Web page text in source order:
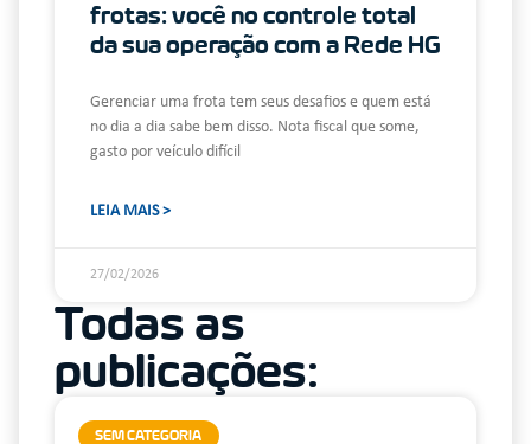
frotas: você no controle total
da sua operação com a Rede HG
Gerenciar uma frota tem seus desafios e quem está
no dia a dia sabe bem disso. Nota fiscal que some,
gasto por veículo difícil
LEIA MAIS >
27/02/2026
Todas as
publicações:
SEM CATEGORIA